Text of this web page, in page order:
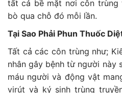
tất cả bề mặt nơi côn trùng
bò qua chỗ đó mỗi lần.
Tại Sao Phải Phun Thuốc
Tất cả các côn trùng như;
nhân gây bệnh từ người này
máu người và động vật
virút và ký sinh trùng